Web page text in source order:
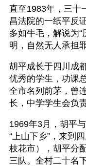
直至1983年，三十
昌法院的一纸平反
多如牛毛，解说为“
明，自然无人承担
胡平成长于四川成
优秀的学生，功课
全市名列前茅，曾
长，中学学生会负责
1969年3月，胡平
“上山下乡”，来到
枝花市），胡平分
三队。全村二十名